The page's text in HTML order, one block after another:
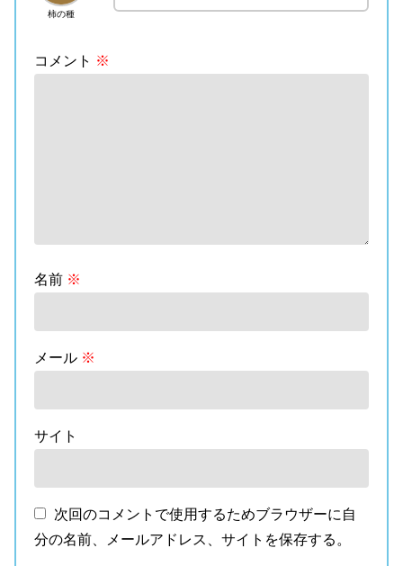
柿の種
コメント ※
名前 ※
メール ※
サイト
次回のコメントで使用するためブラウザーに自
分の名前、メールアドレス、サイトを保存する。